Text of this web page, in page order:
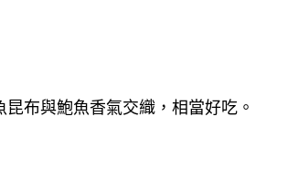
布與鮑魚香氣交織，相當好吃。